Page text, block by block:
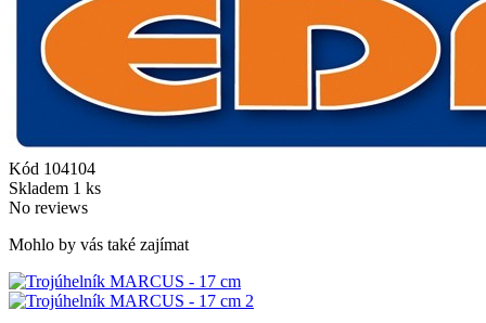
Kód 104104
Skladem 1 ks
No reviews
Mohlo by vás také zajímat